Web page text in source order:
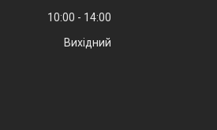
10:00
14:00
Вихідний